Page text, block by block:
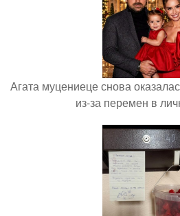
Агата муцениеце снова
из-за перемен в